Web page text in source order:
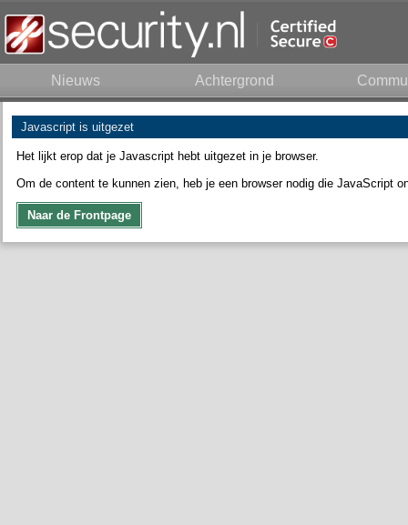
Nieuws Achtergrond
Javascript is uitgezet
Het lijkt erop dat je Javascript hebt uitgezet in je browser.
Om de content te kunnen zien, heb je een browser nodig die JavaScript
Naar de Frontpage